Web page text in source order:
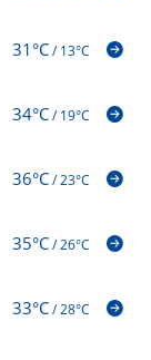
31°C/13°C
34°C/19°C
36°C/23°C
35°C/26°C
33°C/28°C